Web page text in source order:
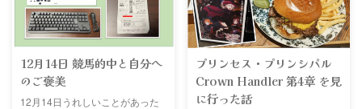
12月14日 競馬的中と自分へ
のご褒美
12月14日うれしいことがあった
プリンセス・プリンシパル
Crown Handler 第4章 を見
に行った話